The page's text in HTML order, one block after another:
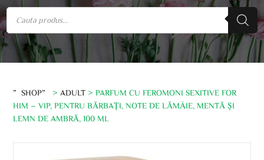
”SHOP” > ADULT > PARFUM CU FEROMONI SEXITIVE FOR
HIM – VIP, PENTRU BĂRBAȚI, NOTE DE LĂMÂIE, MENTĂ ȘI
LEMN DE AMBRĂ, 100 ML